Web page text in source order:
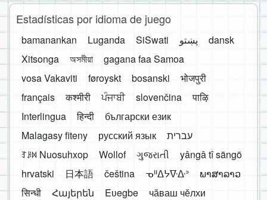
Estadísticas por idioma de juego
bamanankan Luganda SiSwati پښتو
dansk
Xitsonga
অসমীয়া
gagana faa Samoa
vosa Vakaviti
føroyskt bosanski
भोजपुरी
français
कश्मीरी ਪੰਜਾਬੀ slovenčina
पाऴि
Interlingua
हिन्दी
български език
Malagasy fiteny
русский язык
עברית
ꆈꌠ꒿ Nuosuhxop
Wollof ગુજરાતી
yângâ tî sängö
hrvatski
日本語 čeština ᓀᐦᐃᔭᐍᐏᐣ
ພາສາລາວ
सिन्धी
Հայերեն Eʋegbe
чӑваш чӗлхи